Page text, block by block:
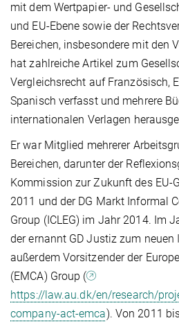
mit dem Wertpapier- und
und EU-Ebene sowie der
Bereichen, insbesondere mit den
hat zahlreiche Artikel zum
Vergleichsrecht auf Französisch,
Spanisch verfasst und mehrere
internationalen Verlagen
Er war Mitglied mehrerer
Bereichen, darunter der
Kommission zur Zukunft des EU-
2011 und der DG Markt Informal
Group (ICLEG) im Jahr 2014. Im
der ernannt GD Justiz zum neuen
außerdem Vorsitzender der
(EMCA) Group (
https://law.au.dk/en/research/
company-act-emca). Von 2011